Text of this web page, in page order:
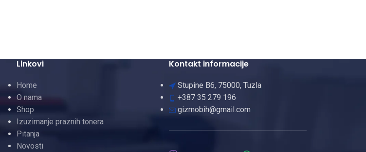
Linkovi
Home
O nama
Shop
Izuzimanje praznih tonera
Pitanja
Novosti
Kontakt informacije
Stupine B6, 75000, Tuzla
+387 35 279 196
gizmobih@gmail.com